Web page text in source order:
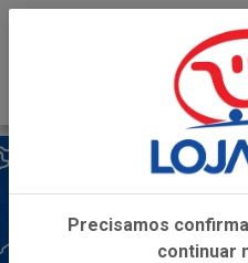
Precisamos
continuar